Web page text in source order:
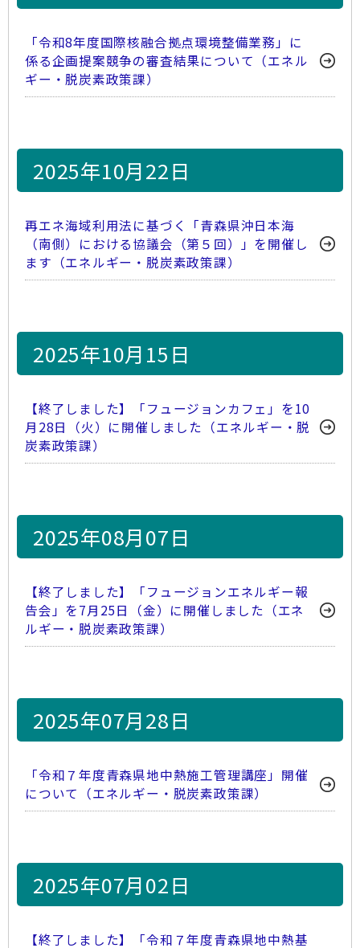
「令和8年度国際核融合拠点環境整備業務」に
係る企画提案競争の審査結果について（エネル
ギー・脱炭素政策課）
2025年10月22日
再エネ海域利用法に基づく「青森県沖日本海
（南側）における協議会（第５回）」を開催し
ます（エネルギー・脱炭素政策課）
2025年10月15日
【終了しました】「フュージョンカフェ」を10
月28日（火）に開催しました（エネルギー・脱
炭素政策課）
2025年08月07日
【終了しました】「フュージョンエネルギー報
告会」を7月25日（金）に開催しました（エネ
ルギー・脱炭素政策課）
2025年07月28日
「令和７年度青森県地中熱施工管理講座」開催
について（エネルギー・脱炭素政策課）
2025年07月02日
【終了しました】「令和７年度青森県地中熱基